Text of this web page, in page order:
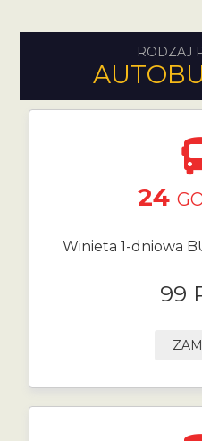
RODZAJ
24
Winieta 1-dniowa
99